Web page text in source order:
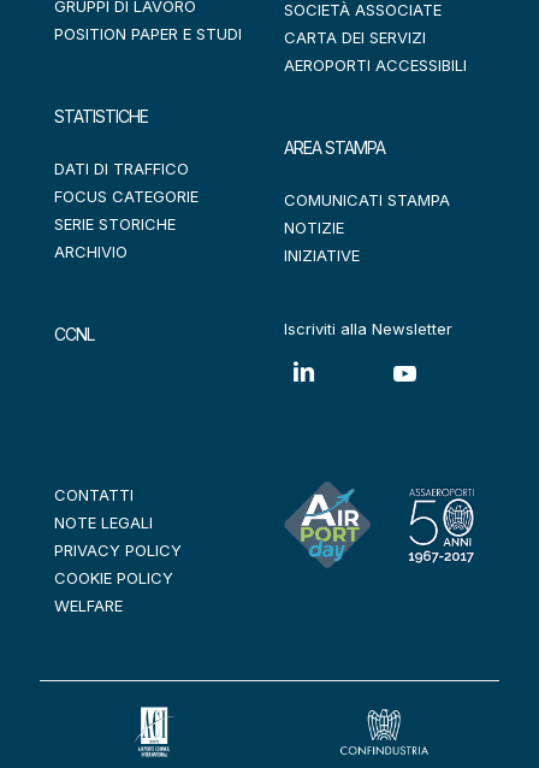
GRUPPI DI LAVORO
POSITION PAPER E STUDI
STATISTICHE
DATI DI TRAFFICO
FOCUS CATEGORIE
SERIE STORICHE
ARCHIVIO
CCNL
SOCIETÀ ASSOCIATE
CARTA DEI SERVIZI
AEROPORTI ACCESSIBILI
AREA STAMPA
COMUNICATI STAMPA
NOTIZIE
INIZIATIVE
Iscriviti alla Newsletter
CONTATTI
NOTE LEGALI
PRIVACY POLICY
COOKIE POLICY
WELFARE